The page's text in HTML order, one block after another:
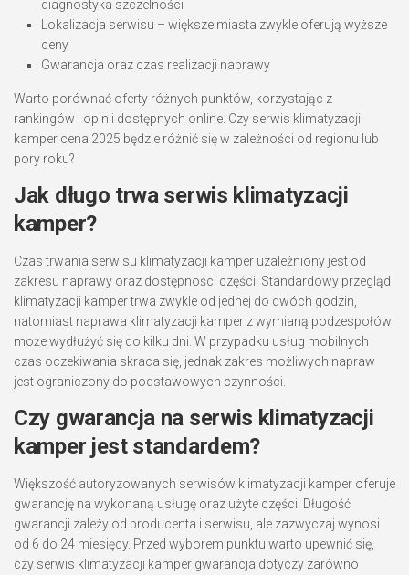
diagnostyka szczelności
Lokalizacja serwisu – większe miasta zwykle oferują wyższe
ceny
Gwarancja oraz czas realizacji naprawy
Warto porównać oferty różnych punktów, korzystając z
rankingów i opinii dostępnych online. Czy serwis klimatyzacji
kamper cena 2025 będzie różnić się w zależności od regionu lub
pory roku?
Jak długo trwa serwis klimatyzacji
kamper?
Czas trwania serwisu klimatyzacji kamper uzależniony jest od
zakresu naprawy oraz dostępności części. Standardowy przegląd
klimatyzacji kamper trwa zwykle od jednej do dwóch godzin,
natomiast naprawa klimatyzacji kamper z wymianą podzespołów
może wydłużyć się do kilku dni. W przypadku usług mobilnych
czas oczekiwania skraca się, jednak zakres możliwych napraw
jest ograniczony do podstawowych czynności.
Czy gwarancja na serwis klimatyzacji
kamper jest standardem?
Większość autoryzowanych serwisów klimatyzacji kamper oferuje
gwarancję na wykonaną usługę oraz użyte części. Długość
gwarancji zależy od producenta i serwisu, ale zazwyczaj wynosi
od 6 do 24 miesięcy. Przed wyborem punktu warto upewnić się,
czy serwis klimatyzacji kamper gwarancja dotyczy zarówno